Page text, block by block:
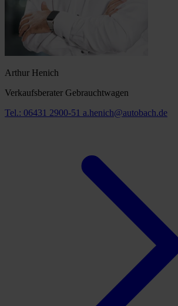
Arthur Henich
Verkaufsberater Gebrauchtwagen
Tel.: 06431 2900-51 a.henich@autobach.de